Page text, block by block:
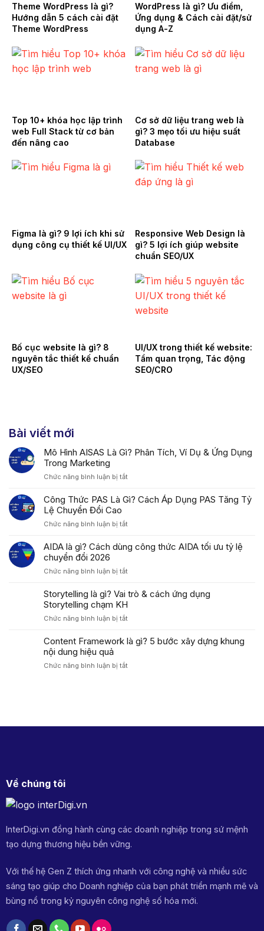
Theme WordPress là gì?
Hướng dẫn 5 cách cài đặt
Theme WordPress
WordPress là gì? Ưu điểm,
Ứng dụng & Cách cài đặt/sử
dụng A-Z
Top 10+ khóa học lập trình
web Full Stack từ cơ bản
đến nâng cao
Cơ sở dữ liệu trang web là
gì? 3 mẹo tối ưu hiệu suất
Database
Figma là gì? 9 lợi ích khi sử
dụng công cụ thiết kế UI/UX
Responsive Web Design là
gì? 5 lợi ích giúp website
chuẩn SEO/UX
Bố cục website là gì? 8
nguyên tắc thiết kế chuẩn
UX/SEO
UI/UX trong thiết kế website:
Tầm quan trọng, Tác động
SEO/CRO
Bài viết mới
Mô Hình AISAS Là Gì? Phân Tích, Ví Dụ & Ứng Dụng
Trong Marketing
Chức năng bình luận bị tắtở
Hình
Gì?
Tích,
Dụng
Marketing
Công Thức PAS Là Gì? Cách Áp Dụng PAS Tăng Tỷ
Lệ Chuyển Đổi Cao
Chức năng bình luận bị tắtở
Thức
PAS
Gì?
Áp
Lệ
Đổi
AIDA là gì? Cách dùng công thức AIDA tối ưu tỷ lệ
chuyển đổi 2026
Chức năng bình luận bị tắtở
là
dùng
thức
Storytelling là gì? Vai trò & cách ứng dụng
Storytelling chạm KH
Chức năng bình luận bị tắtở
là
gì?
trò
chạm
Content Framework là gì? 5 bước xây dựng khung
nội dung hiệu quả
Chức năng bình luận bị tắtở
bước
Về chúng tôi
InterDigi.vn đồng hành cùng các doanh nghiệp trong sứ mệnh
tạo dựng thương hiệu bền vững.
Với thế hệ Gen Z thích ứng nhanh với công nghệ và nhiều sức
sáng tạo giúp cho Doanh nghiệp của bạn phát triển mạnh mẽ và
bùng nổ trong kỷ nguyên công nghệ số hóa mới.